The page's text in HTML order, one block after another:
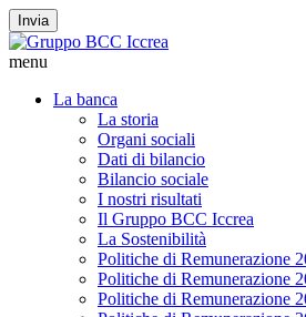
Invia
menu
La banca
La storia
Organi sociali
Dati di bilancio
Bilancio sociale
I nostri risultati
Il Gruppo BCC Iccrea
La Sostenibilità
Politiche di Remunerazione
Politiche di Remunerazione
Politiche di Remunerazione